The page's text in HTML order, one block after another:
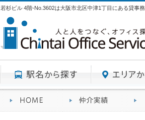
若杉ビル 4階-No.3602は大阪市北区中津1丁目にある貸事